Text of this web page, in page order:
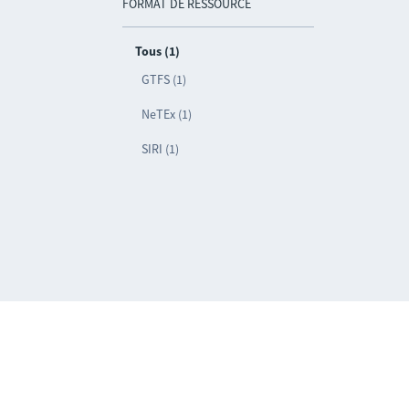
FORMAT DE RESSOURCE
Tous (1)
GTFS (1)
NeTEx (1)
SIRI (1)